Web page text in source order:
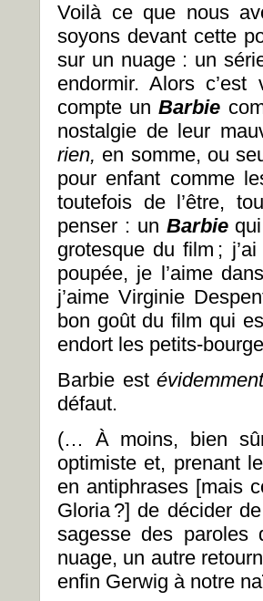
Voilà ce que nous
soyons devant cette
sur un nuage : un
endormir. Alors
compte unBarbie
nostalgie de leur
rien, en somme, ou
pour enfant comme
toutefois de l’être,
penser : un Barbie
grotesque du film ;
poupée, je l’aime
j’aime Virginie
bon goût du film qui
endort les petits-
Barbie est
défaut.
(… À moins, bien
optimiste et, prenant
en antiphrases [mais
Gloria ?] de décider
sagesse des paroles
nuage, un autre
enfin Gerwig à notre